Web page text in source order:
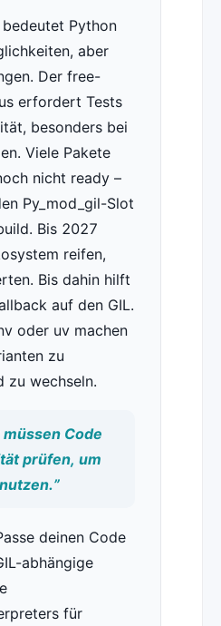
Python
aber
Der free-
erfordert Tests
besonders bei
Viele Pakete
nicht ready –
Py_mod_gil-Slot
Bis 2027
reifen,
Bis dahin hilft
auf den GIL.
oder uv machen
zu
zu wechseln.
Code
prüfen, um
deinen Code
abhängige
für